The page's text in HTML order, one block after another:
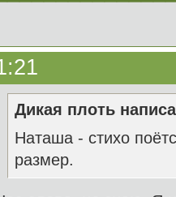
Дикая плоть
Наташа - стихо
размер.